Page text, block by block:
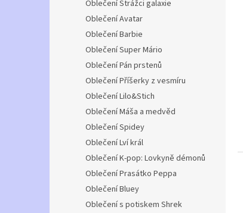
Oblečení Strážci galaxie
Oblečení Avatar
Oblečení Barbie
Oblečení Super Mário
Oblečení Pán prstenů
Oblečení Příšerky z vesmíru
Oblečení Lilo&Stich
Oblečení Máša a medvěd
Oblečení Spidey
Oblečení Lví král
Oblečení K-pop: Lovkyně démonů
Oblečení Prasátko Peppa
Oblečení Bluey
Oblečení s potiskem Shrek